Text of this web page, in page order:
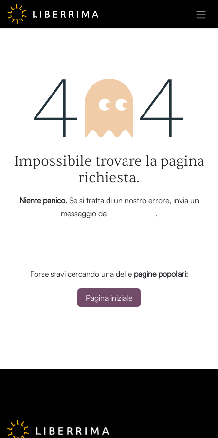
Passa al contenuto
Errore 404
Impossibile trovare la pagina
richiesta.
Niente panico.Se si tratta di un nostro errore, invia un
messaggio da
.
Forse stavi cercando una delle pagine popolari:
Pagina iniziale